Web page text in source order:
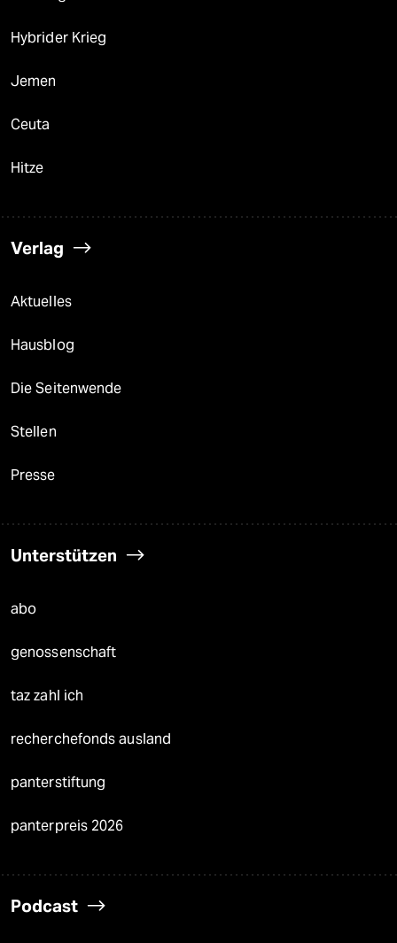
Hybrider Krieg
Jemen
Ceuta
Hitze
Verlag
Aktuelles
Hausblog
Die Seitenwende
Stellen
Presse
Unterstützen
abo
genossenschaft
taz zahl ich
recherchefonds ausland
panterstiftung
panterpreis 2026
Podcast